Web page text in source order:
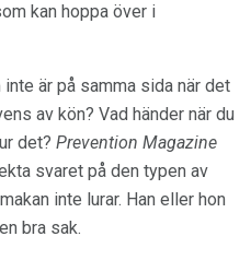
kan hoppa över i
är på samma sida när det
av kön? Vad händer när du
det? Prevention Magazine
svaret på den typen av
inte lurar. Han eller hon
bra sak.